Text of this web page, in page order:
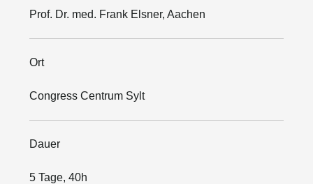
Prof. Dr. med. Frank Elsner, Aachen
Ort
Congress Centrum Sylt
Dauer
5 Tage, 40h